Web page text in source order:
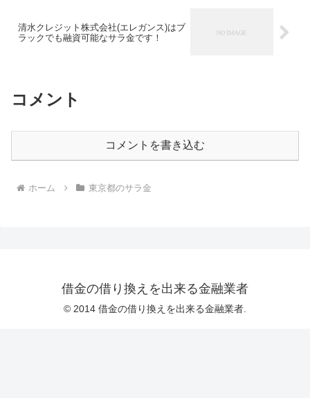
清水クレジット株式会社(エレガンス)はブ
ラックでも融資可能なサラ金です！
コメント
コメントを書き込む
ホーム 東京都のサラ金
借金の借り換えを出来る金融業者
© 2014 借金の借り換えを出来る金融業者.